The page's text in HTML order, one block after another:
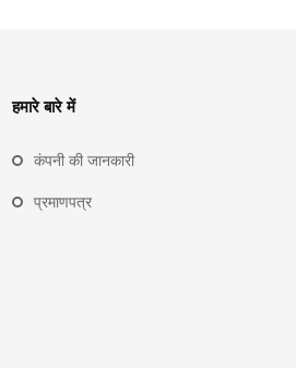
हमारे बारे में
कंपनी की जानकारी
प्रमाणपत्र